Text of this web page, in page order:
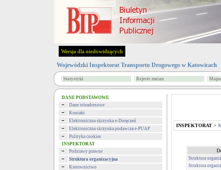
Wersja dla niedowidzących
Wojewódzki Inspektorat Transportu Drogowego w Katowicach
Statystyki Rejestr zmian
DANE PODSTAWOWE
Dane teleadresowe
Kontakt
Elektroniczna skrzynka e-Doręczeń
Elektroniczna skrzynka podawcza e-PUAP
Polityka cookies
INSPEKTORAT
Podstawy prawne
Struktura organizacyjna
Kierownictwo
INSPEKTORAT >
Struktura
Struktura